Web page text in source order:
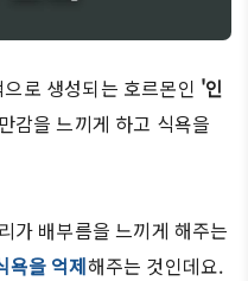
로 생성되는 호르몬인 '인
감을 느끼게 하고 식욕을
가 배부름을 느끼게 해주는
욕을 억제해주는 것인데요.